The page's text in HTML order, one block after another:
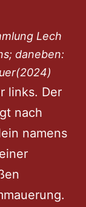
Lech
daneben:
links. Der
nach
namens